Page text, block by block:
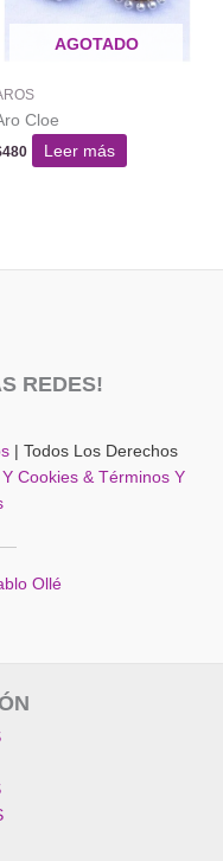
AGOTADO
Cloe
480 Leer más
REDES!
| Todos Los Derechos
Cookies & Términos Y
Ollé